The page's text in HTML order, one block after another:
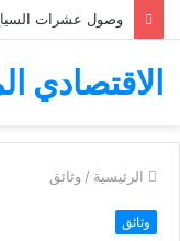
وصول عشرات
الاقتصادي
الرئيسية / وثائق
وثائق